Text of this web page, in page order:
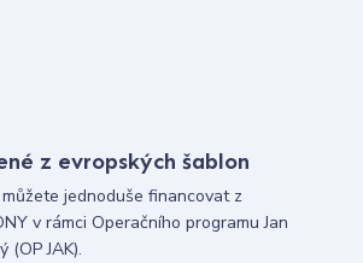
z evropských šablon
jednoduše financovat z
v rámci Operačního programu Jan
(OP JAK).